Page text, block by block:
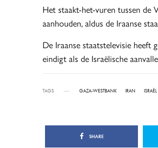
Het staakt-het-vuren tussen de
aanhouden, aldus de Iraanse
De Iraanse staatstelevisie heeft
eindigt als de Israëlische
TAGS GAZA-WESTBANK IRAN ISRAËL
SHARE